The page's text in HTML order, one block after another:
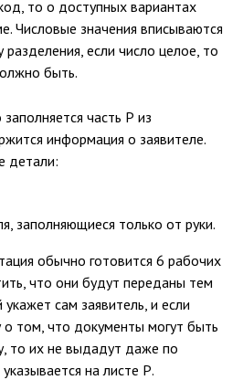
то о доступных вариантах
Числовые значения вписываются
если число целое, то
быть.
часть Р из
информация о заявителе.
детали:
заполняющиеся только от руки.
обычно готовится 6 рабочих
что они будут переданы тем
сам заявитель, и если
о том, что документы могут быть
то их не выдадут даже по
на листе Р.